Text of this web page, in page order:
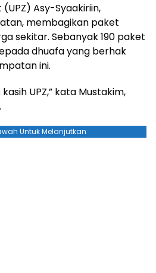
Asy-Syaakiriin,
membagikan paket
sekitar. Sebanyak 190 paket
dhuafa yang berhak
ini.
UPZ,” kata Mustakim,
Untuk Melanjutkan